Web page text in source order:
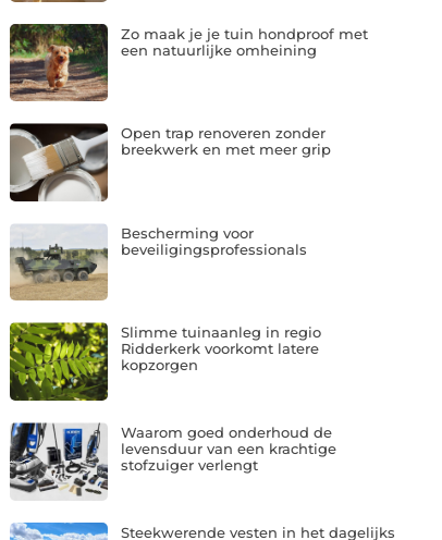
Zo maak je je tuin hondproof met
een natuurlijke omheining
Open trap renoveren zonder
breekwerk en met meer grip
Bescherming voor
beveiligingsprofessionals
Slimme tuinaanleg in regio
Ridderkerk voorkomt latere
kopzorgen
Waarom goed onderhoud de
levensduur van een krachtige
stofzuiger verlengt
Steekwerende vesten in het dagelijks